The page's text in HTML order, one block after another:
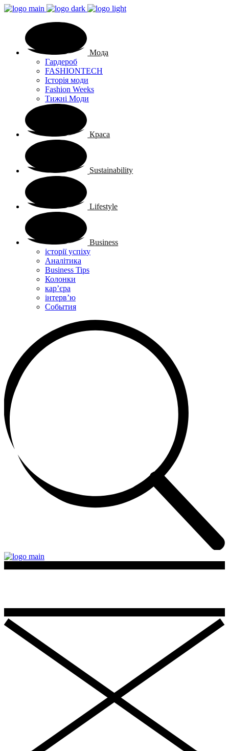
Мода
Гардероб
FASHIONTECH
Історія моди
Fashion Weeks
Тижні Моди
Краса
Sustainability
Lifestyle
Business
історії успіху
Аналітика
Business Tips
Колонки
кар’єра
інтерв’ю
Cобытия